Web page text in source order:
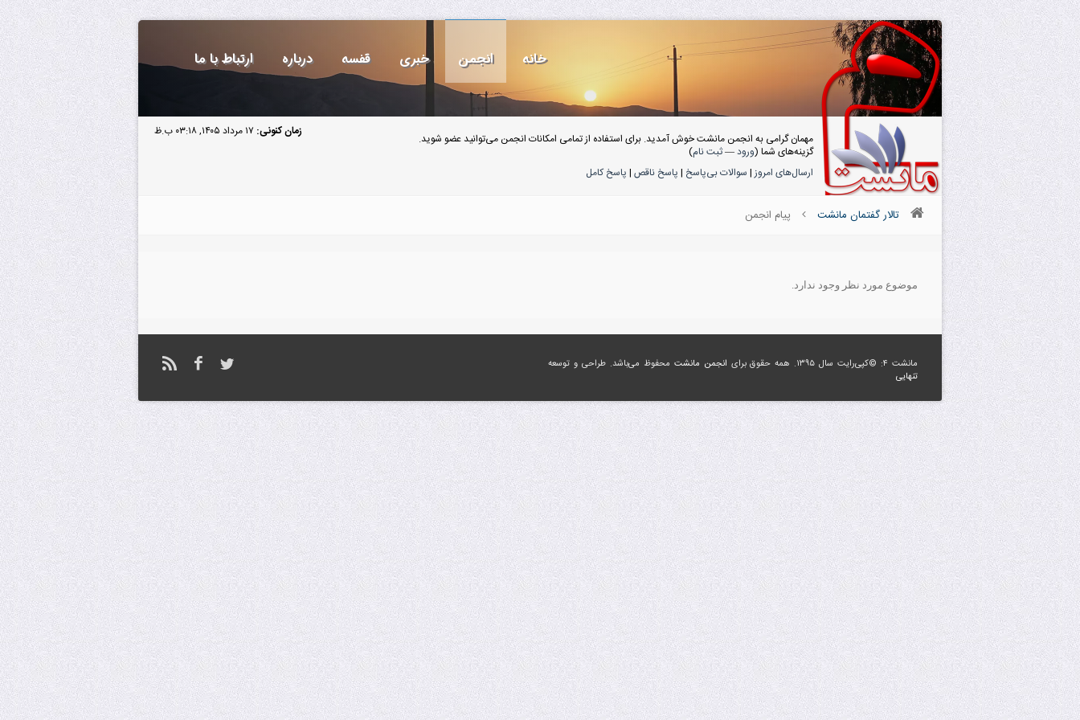
خانه انجمن خبری قفسه درباره ارتباط با ما
زمان کنونی: ۱۷ مرداد ۱۴۰۵, ۰۳:۱۸ ب.ظ
مهمان گرامی به انجمن مانشت خوش آمدید. برای استفاده از تمامی امکانات انجمن می‌توانید عضو شوید.
گزینه‌های شما (ورود—ثبت نام)
ارسال‌های امروز| سوالات بی‌پاسخ | پاسخ ناقص | پاسخ کامل
تالار گفتمان مانشت پیام انجمن
موضوع مورد نظر وجود ندارد.
مانشت ۴: ©کپی‌رایت سال ۱۳۹۵. همه حقوق برای انجمن مانشت محفوظ می‌باشد. طراحی و توسعه
تنهایی